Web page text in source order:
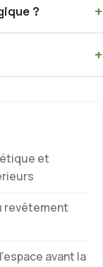
? +
+
et
revêtement
avant la